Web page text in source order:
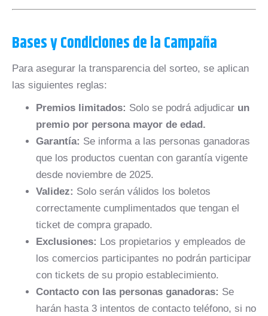
Bases y Condiciones de la Campaña
Para asegurar la transparencia del sorteo, se aplican
las siguientes reglas:
Premios limitados: Solo se podrá adjudicar un
premio por persona mayor de edad.
Garantía: Se informa a las personas ganadoras
que los productos cuentan con garantía vigente
desde noviembre de 2025.
Validez: Solo serán válidos los boletos
correctamente cumplimentados que tengan el
ticket de compra grapado.
Exclusiones: Los propietarios y empleados de
los comercios participantes no podrán participar
con tickets de su propio establecimiento.
Contacto con las personas ganadoras: Se
harán hasta 3 intentos de contacto teléfono, si no